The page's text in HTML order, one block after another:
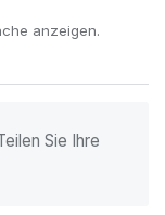
anzeigen.
Sie Ihre